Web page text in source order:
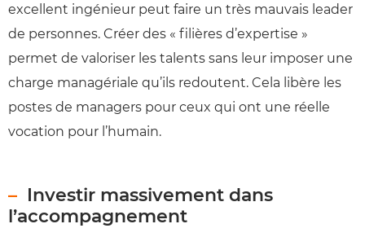
excellent ingénieur peut faire un très mauvais leader
de personnes. Créer des « filières d’expertise »
permet de valoriser les talents sans leur imposer une
charge managériale qu’ils redoutent. Cela libère les
postes de managers pour ceux qui ont une réelle
vocation pour l’humain.
Investir massivement dans
l’accompagnement